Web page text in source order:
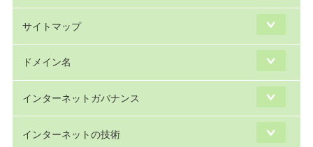
サイトマップ
ドメイン名
インターネットガバナンス
インターネットの技術